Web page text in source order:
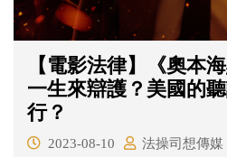
【電影法律】《奧本
一生來辯護？美國的
行？
2023-08-10
法操司想傳媒